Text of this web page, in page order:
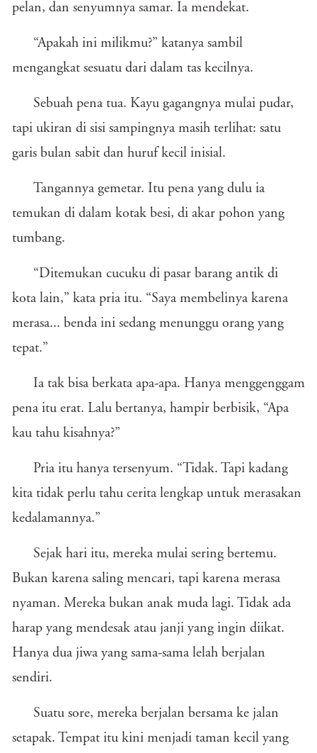
pelan, dan senyumnya samar. Ia mendekat.
“Apakah ini milikmu?” katanya sambil
mengangkat sesuatu dari dalam tas kecilnya.
Sebuah pena tua. Kayu gagangnya mulai pudar,
tapi ukiran di sisi sampingnya masih terlihat: satu
garis bulan sabit dan huruf kecil inisial.
Tangannya gemetar. Itu pena yang dulu ia
temukan di dalam kotak besi, di akar pohon yang
tumbang.
“Ditemukan cucuku di pasar barang antik di
kota lain,” kata pria itu. “Saya membelinya karena
merasa... benda ini sedang menunggu orang yang
tepat.”
Ia tak bisa berkata apa-apa. Hanya menggenggam
pena itu erat. Lalu bertanya, hampir berbisik, “Apa
kau tahu kisahnya?”
Pria itu hanya tersenyum. “Tidak. Tapi kadang
kita tidak perlu tahu cerita lengkap untuk merasakan
kedalamannya.”
Sejak hari itu, mereka mulai sering bertemu.
Bukan karena saling mencari, tapi karena merasa
nyaman. Mereka bukan anak muda lagi. Tidak ada
harap yang mendesak atau janji yang ingin diikat.
Hanya dua jiwa yang sama-sama lelah berjalan
sendiri.
Suatu sore, mereka berjalan bersama ke jalan
setapak. Tempat itu kini menjadi taman kecil yang